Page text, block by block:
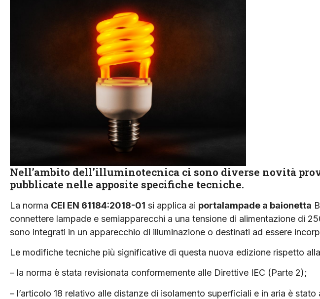
Nell’ambito dell’illuminotecnica ci sono diverse novità
pubblicate nelle apposite specifiche tecniche.
La norma CEI EN 61184:2018-01 si applica ai portalampade a baionetta
connettere lampade e semiapparecchi a una tensione di alimentazione di
sono integrati in un apparecchio di illuminazione o destinati ad essere
Le modifiche tecniche più significative di questa nuova edizione rispetto
– la norma è stata revisionata conformemente alle Direttive IEC (Parte 2);
– l’articolo 18 relativo alle distanze di isolamento superficiali e in aria è stato